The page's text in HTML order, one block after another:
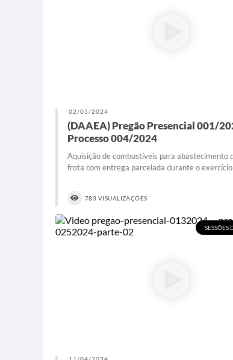
02/05/2024
(DAAEA) Pregão Presencial 001/
Processo 004/2024
Aquisição de combustíveis para abastecimento
frota com entrega parcelada durante o
783 VISUALIZAÇÕES
SESSÕES